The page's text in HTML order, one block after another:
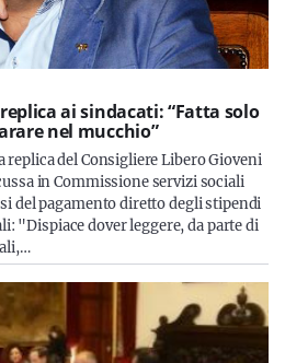
ai sindacati: “Fatta solo
nel mucchio”
replica del Consigliere Libero Gioveni
in Commissione servizi sociali
del pagamento diretto degli stipendi
"Dispiace dover leggere, da parte di